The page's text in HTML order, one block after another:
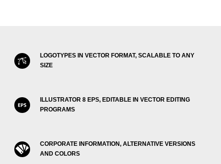
LOGOTYPES IN VECTOR FORMAT, SCALABLE TO ANY
SIZE
ILLUSTRATOR 8 EPS, EDITABLE IN VECTOR EDITING
PROGRAMS
CORPORATE INFORMATION, ALTERNATIVE VERSIONS
AND COLORS